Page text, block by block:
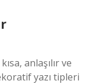
anlaşılır ve
yazı tipleri